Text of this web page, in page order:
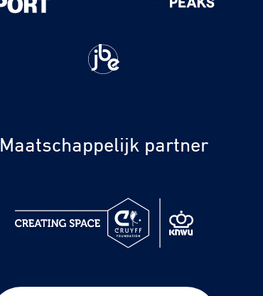
Maatschappelijk partner